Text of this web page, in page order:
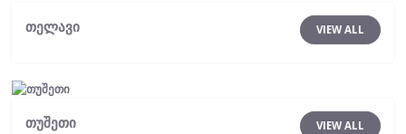
VIEW ALL
თელავი
VIEW ALL
თუშეთი